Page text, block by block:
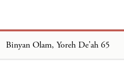
Binyan Olam, Yoreh De'ah 65